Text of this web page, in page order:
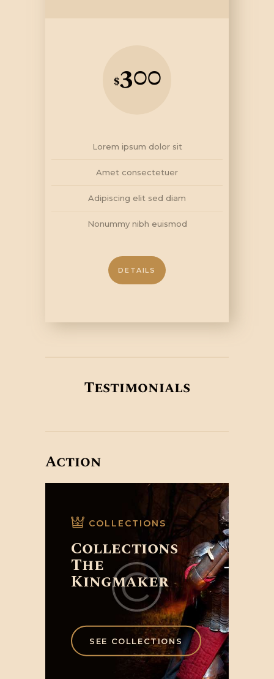
$300
Lorem ipsum dolor sit
Amet consectetuer
Adipiscing elit sed diam
Nonummy nibh euismod
DETAILS
Testimonials
Action
COLLECTIONS
Collections
The
Kingmaker
SEE COLLECTIONS